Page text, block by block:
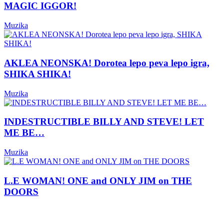
MAGIC IGGOR!
Muzika
AKLEA NEONSKA! Dorotea lepo peva lepo igra,
SHIKA SHIKA!
Muzika
INDESTRUCTIBLE BILLY AND STEVE! LET
ME BE…
Muzika
L.E WOMAN! ONE and ONLY JIM on THE
DOORS